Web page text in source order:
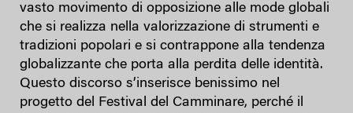
vasto movimento di opposizione alle mode globali
che si realizza nella valorizzazione di strumenti e
tradizioni popolari e si contrappone alla tendenza
globalizzante che porta alla perdita delle identità.
Questo discorso s’inserisce benissimo nel
progetto del Festival del Camminare, perché il